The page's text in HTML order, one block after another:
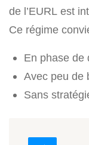
de l’EURL est
Ce régime
En phase de
Avec peu de
Sans